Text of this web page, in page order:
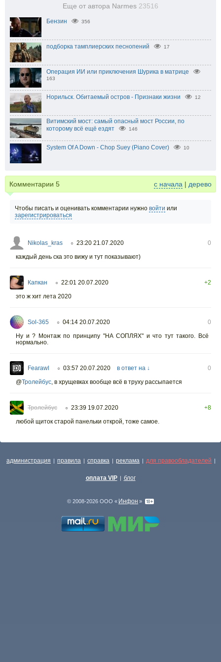
Еще от автора Narmes 23516
Бензин 356
подборка тамплиерских песнопений 17
Операция ИИ или приключения Шурика в матрице
163
Норильск. Обитаемый остров - Признаки жизни 12
Витимский мост: самый опасный мост России, по
которому всё ещё ездят
146
System Of A Down - Chop Suey (Piano Cover) 10
Комментарии 5 с начала | дерево
Чтобы писать и оценивать комментарии нужно войти или
зарегистрироваться
Nikolas_kras ○ 23:20 21.07.2020
0
каждый день ска это вижу и тут показывают)
Капкан ○ 22:01 20.07.2020
+2
это ж хит лета 2020
Sol-365 ○ 04:14 20.07.2020
0
Ну и ? Монтаж по принципу "НА СОПЛЯХ" и что тут такого. Всё
нормально.
Fearawl ○ 03:57 20.07.2020 в ответ на ↓
0
@Тролейбус в хрущевках вообще всё в труху рассыпается
Тролейбус ○ 23:39 19.07.2020
+8
любой щиток старой панельки открой, тоже самое.
администрация | правила | справка | реклама | для правообладателей |
оплата VIP | блог
© 2008-2026 ООО « Инфон »